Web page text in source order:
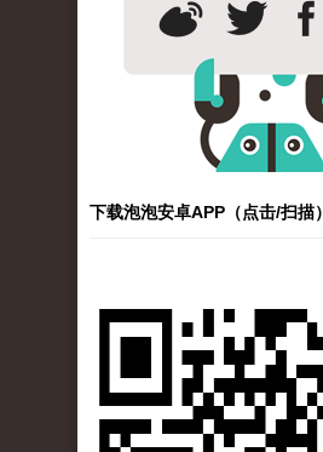
下载泡泡安卓APP（点击/扫描）